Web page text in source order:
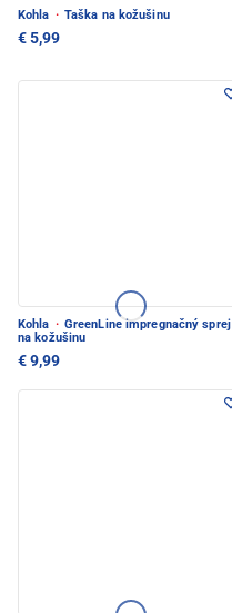
Kohla · Taška na kožušinu
€ 5,99
Kohla · GreenLine impregnačný sprej
na kožušinu
€ 9,99